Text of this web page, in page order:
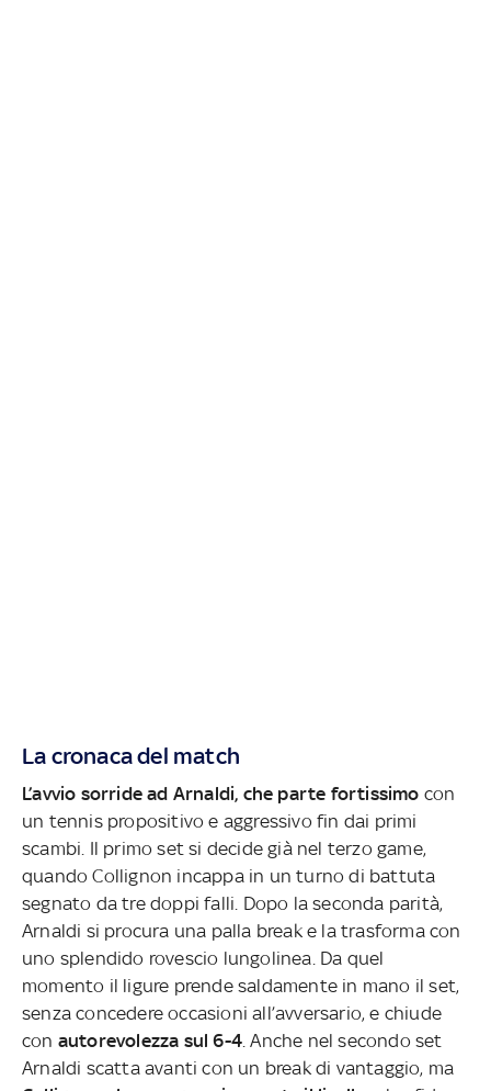
La cronaca del match
L’avvio sorride ad Arnaldi, che parte fortissimo con
un tennis propositivo e aggressivo fin dai primi
scambi. Il primo set si decide già nel terzo game,
quando Collignon incappa in un turno di battuta
segnato da tre doppi falli. Dopo la seconda parità,
Arnaldi si procura una palla break e la trasforma con
uno splendido rovescio lungolinea. Da quel
momento il ligure prende saldamente in mano il set,
senza concedere occasioni all’avversario, e chiude
con autorevolezza sul 6-4 . Anche nel secondo set
Arnaldi scatta avanti con un break di vantaggio, ma